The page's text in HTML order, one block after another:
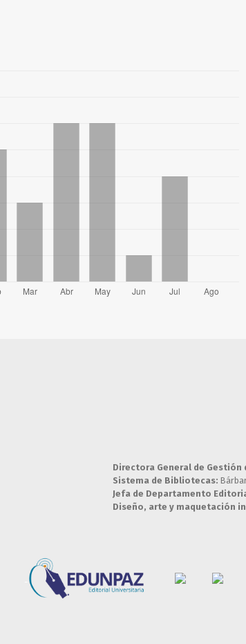
Directora General de
Sistema de Bibliotecas:
Jefa de Departamento
Diseño, arte y maquetación